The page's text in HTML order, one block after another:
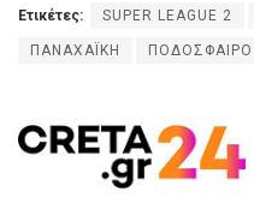
Ετικέτες: SUPER LEAGUE 2
ΠΑΝΑΧΑΪΚΗ ΠΟΔΟΣΦΑΙΡΟ